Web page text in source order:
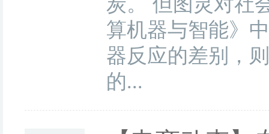
算机器与智能》
器反应的差别，
的...